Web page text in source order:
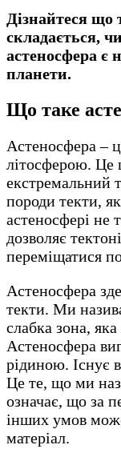
Дізнайтеся що
складається,
астеносфера є
планети.
Що таке
Астеносфера –
літосферою. Це
екстремальний
породи текти,
астеносфері не
дозволяє
переміщатися
Астеносфера
текти. Ми
слабка зона,
Астеносфера
рідиною. Існує
Це те, що ми
означає, що за
інших умов
матеріал.